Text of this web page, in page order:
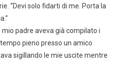
“Devi solo fidarti di me. Porta la
padre aveva già compilato i
pieno presso un amico
sigillando le mie uscite mentre